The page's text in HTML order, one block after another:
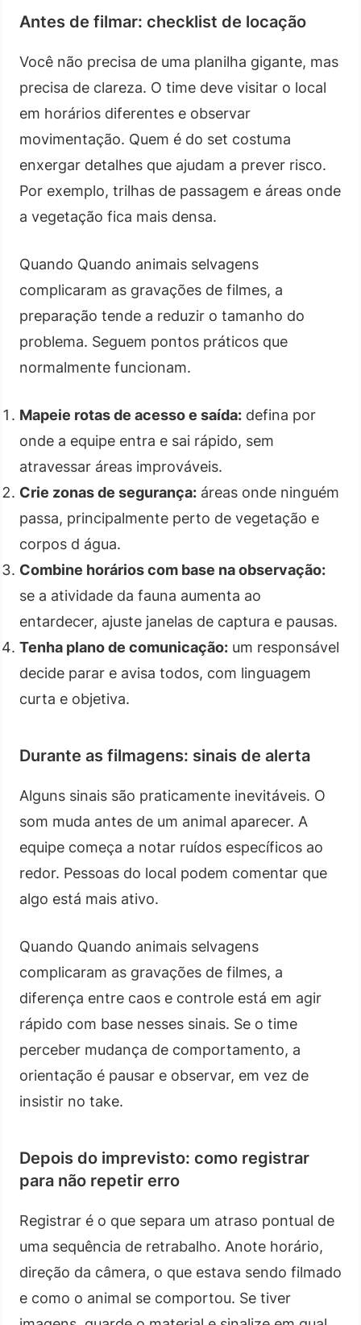
Antes de filmar: checklist de locação
Você não precisa de uma planilha gigante, mas
precisa de clareza. O time deve visitar o local
em horários diferentes e observar
movimentação. Quem é do set costuma
enxergar detalhes que ajudam a prever risco.
Por exemplo, trilhas de passagem e áreas onde
a vegetação fica mais densa.
Quando Quando animais selvagens
complicaram as gravações de filmes, a
preparação tende a reduzir o tamanho do
problema. Seguem pontos práticos que
normalmente funcionam.
Mapeie rotas de acesso e saída: defina por
onde a equipe entra e sai rápido, sem
atravessar áreas improváveis.
Crie zonas de segurança: áreas onde ninguém
passa, principalmente perto de vegetação e
corpos d água.
Combine horários com base na observação:
se a atividade da fauna aumenta ao
entardecer, ajuste janelas de captura e pausas.
Tenha plano de comunicação: um responsável
decide parar e avisa todos, com linguagem
curta e objetiva.
Durante as filmagens: sinais de alerta
Alguns sinais são praticamente inevitáveis. O
som muda antes de um animal aparecer. A
equipe começa a notar ruídos específicos ao
redor. Pessoas do local podem comentar que
algo está mais ativo.
Quando Quando animais selvagens
complicaram as gravações de filmes, a
diferença entre caos e controle está em agir
rápido com base nesses sinais. Se o time
perceber mudança de comportamento, a
orientação é pausar e observar, em vez de
insistir no take.
Depois do imprevisto: como registrar
para não repetir erro
Registrar é o que separa um atraso pontual de
uma sequência de retrabalho. Anote horário,
direção da câmera, o que estava sendo filmado
e como o animal se comportou. Se tiver